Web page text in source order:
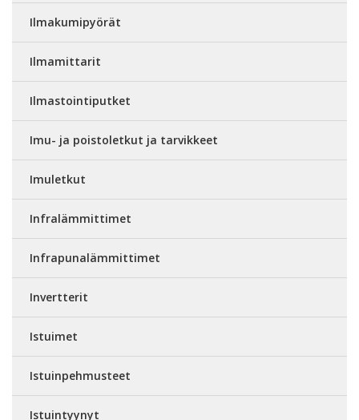
Ilmakumipyörät
Ilmamittarit
Ilmastointiputket
Imu- ja poistoletkut ja tarvikkeet
Imuletkut
Infralämmittimet
Infrapunalämmittimet
Invertterit
Istuimet
Istuinpehmusteet
Istuintyynyt